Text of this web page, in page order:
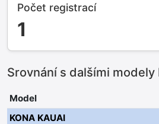
Počet registrací
1
Srovnání s dalšími modely
Model
KONA KAUAI